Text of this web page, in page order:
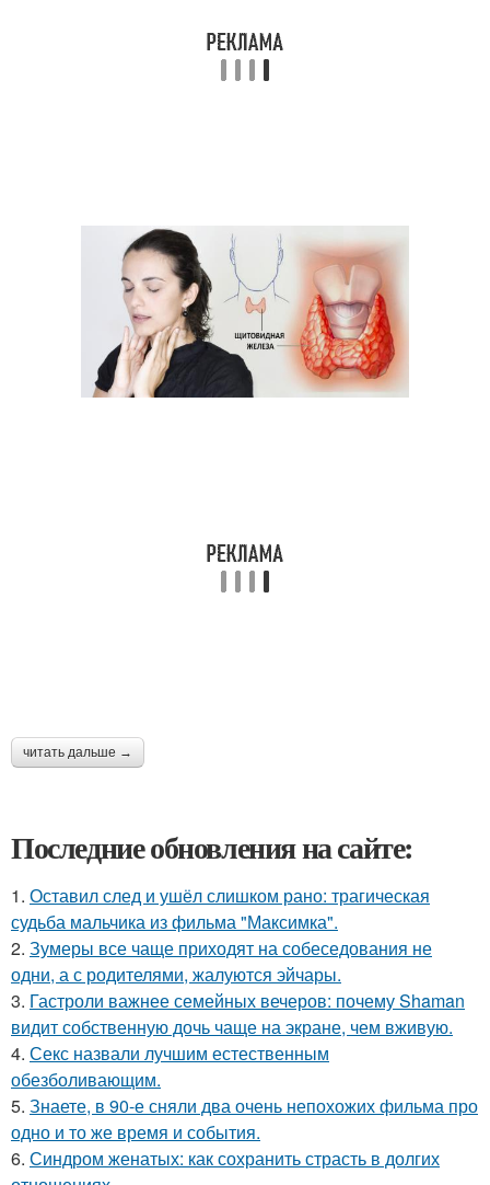
читать дальше →
Последние обновления на сайте:
1. Оставил след и ушёл слишком рано: трагическая
судьба мальчика из фильма "Максимка".
2. Зумеры все чаще приходят на собеседования не
одни, а с родителями, жалуются эйчары.
3. Гастроли важнее семейных вечеров: почему Shaman
видит собственную дочь чаще на экране, чем вживую.
4. Секс назвали лучшим естественным
обезболивающим.
5. Знаете, в 90-е сняли два очень непохожих фильма про
одно и то же время и события.
6. Синдром женатых: как сохранить страсть в долгих